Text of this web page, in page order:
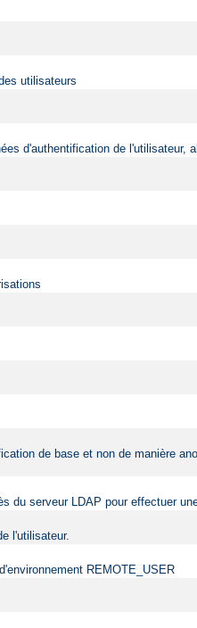
utilisateurs
d'authentification de l'utilisateur,
de base et non de manière
du serveur LDAP pour effectuer
l'utilisateur.
REMOTE_USER